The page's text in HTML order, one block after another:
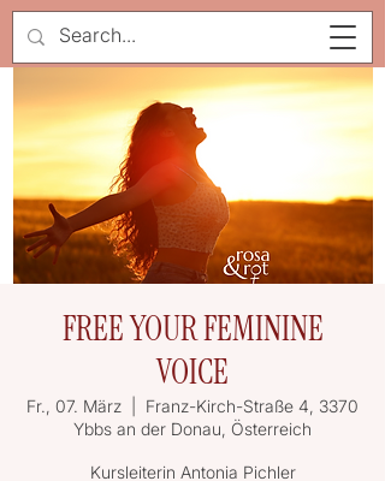
FREE YOUR FEMININE
VOICE
Fr., 07. März
Franz-Kirch-Straße 4, 3370
Ybbs an der Donau, Österreich
Kursleiterin Antonia Pichler